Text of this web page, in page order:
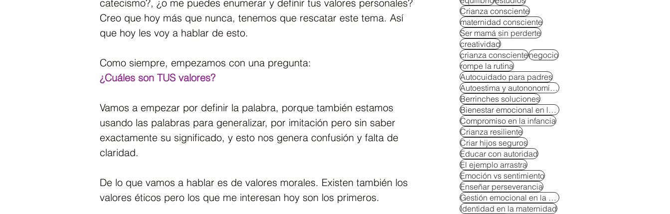
catecismo?, ¿o me puedes enumerar y definir tus valores personales?
Creo que hoy más que nunca, tenemos que rescatar este tema. Así
que hoy les voy a hablar de esto.
Como siempre, empezamos con una pregunta:
¿Cuáles son TUS valores?
Vamos a empezar por definir la palabra, porque también estamos
usando las palabras para generalizar, por imitación pero sin saber
exactamente su significado, y esto nos genera confusión y falta de
claridad.
De lo que vamos a hablar es de valores morales. Existen también los
valores éticos pero los que me interesan hoy son los primeros.
Crianza consciente
maternidad consciente
Ser mamá sin perderte
creatividad
crianza conscientenegocio
rompe la rutina
Autocuidado para padres
Autoestima y autononomía en niños
Berrinches soluciones
Bienestar emocional en la crianza
Compromiso en la infancia
Crianza resiliente
Criar hijos seguros
Educar con autoridad
El ejemplo arrastra
Emoción vs sentimiento
Enseñar perseverancia
Gestión emocional en la crianza
Identidad en la maternidad